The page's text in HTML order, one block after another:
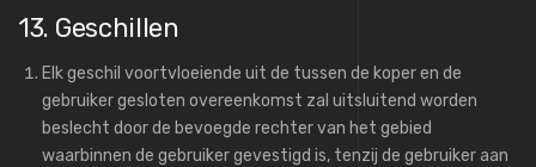
13. Geschillen
Elk geschil voortvloeiende uit de tussen de koper en de
gebruiker gesloten overeenkomst zal uitsluitend worden
beslecht door de bevoegde rechter van het gebied
waarbinnen de gebruiker gevestigd is, tenzij de gebruiker aan